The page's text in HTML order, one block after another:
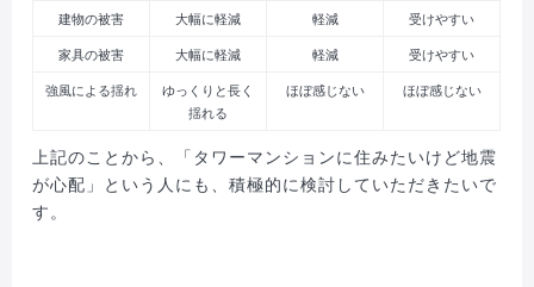
建物の被害
大幅に軽減 軽減
受けやすい
家具の被害
大幅に軽減 軽減
受けやすい
強風による揺れ
ゆっくりと長く
揺れる
ほぼ感じない ほぼ感じない
上記のことから、「タワーマンションに住みたいけど地震
が心配」という人にも、積極的に検討していただきたいで
す。